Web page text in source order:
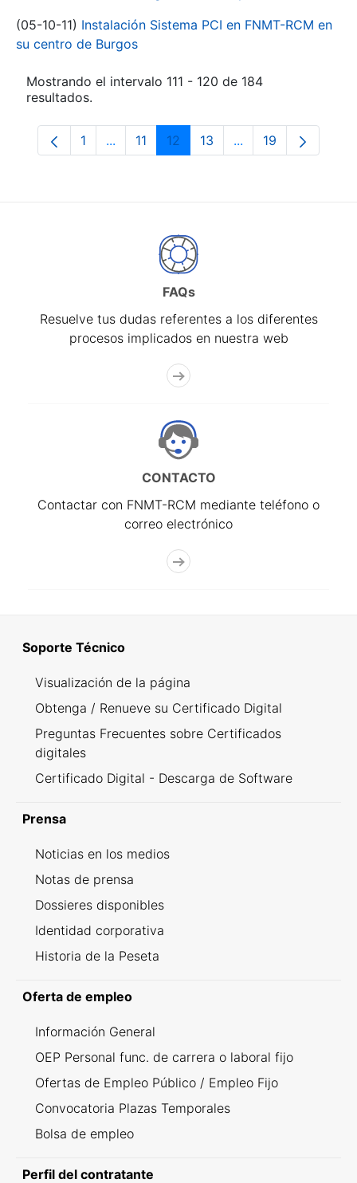
(05-10-11) Instalación Sistema PCI en FNMT-RCM en
su centro de Burgos
Mostrando el intervalo 111 - 120 de 184
resultados.
Página
1 ...Páginas intermedias Use TAB para
Página
11 Página
12 Página
13 ...PáginasPágina
19
FAQs
Resuelve tus dudas referentes a los diferentes
procesos implicados en nuestra web
CONTACTO
Contactar con FNMT-RCM mediante teléfono o
correo electrónico
Soporte Técnico
Visualización de la página
Obtenga / Renueve su Certificado Digital
Preguntas Frecuentes sobre Certificados
digitales
Certificado Digital - Descarga de Software
Prensa
Noticias en los medios
Notas de prensa
Dossieres disponibles
Identidad corporativa
Historia de la Peseta
Oferta de empleo
Información General
OEP Personal func. de carrera o laboral fijo
Ofertas de Empleo Público / Empleo Fijo
Convocatoria Plazas Temporales
Bolsa de empleo
Perfil del contratante